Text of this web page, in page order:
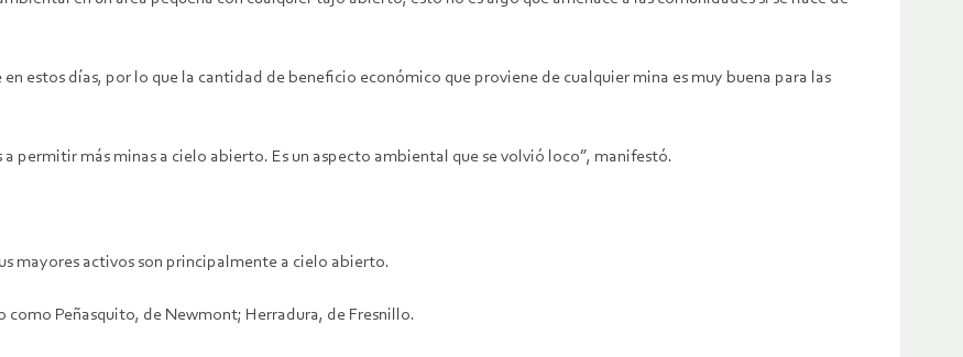
estos días, por lo que la cantidad de beneficio económico que proviene de cualquier mina es muy buena para las
permitir más minas a cielo abierto. Es un aspecto ambiental que se volvió loco”, manifestó.
mayores activos son principalmente a cielo abierto.
Peñasquito, de Newmont; Herradura, de Fresnillo.